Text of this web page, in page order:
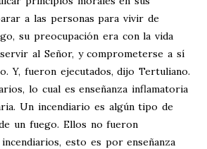
a las personas para vivir de
su preocupación era con la vida
al Señor, y comprometerse a sí
Y, fueron ejecutados, dijo Tertuliano.
lo cual es enseñanza inflamatoria
Un incendiario es algún tipo de
un fuego. Ellos no fueron
esto es por enseñanza